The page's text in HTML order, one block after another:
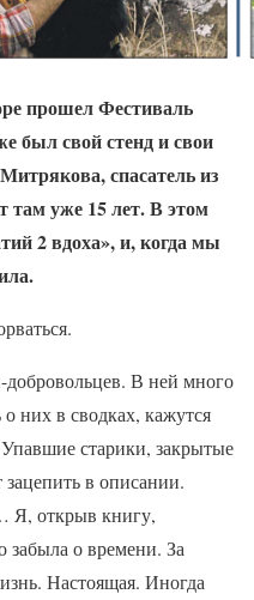
прошел Фестиваль
был свой стенд и свои
спасатель из
там уже 15 лет. В этом
2 вдоха», и, когда мы
добровольцев. В ней много
них в сводках, кажутся
старики, закрытые
в описании.
Я, открыв книгу,
забыла о времени. За
Настоящая. Иногда